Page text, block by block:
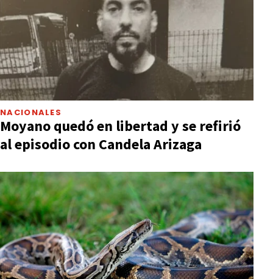
NACIONALES
Moyano quedó en libertad y se refirió
al episodio con Candela Arizaga